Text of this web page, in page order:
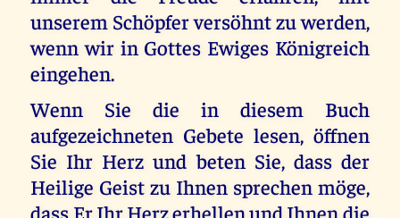
unserem Schöpfer versöhnt zu werden,
wenn wir in Gottes Ewiges Königreich
eingehen.
Wenn Sie die in diesem Buch
aufgezeichneten Gebete lesen, öffnen
Sie Ihr Herz und beten Sie, dass der
Heilige Geist zu Ihnen sprechen möge,
dass Er Ihr Herz erhellen und Ihnen die